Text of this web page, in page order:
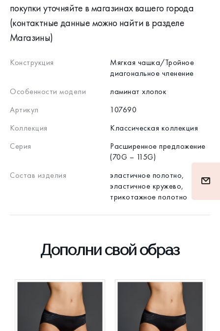
покупки уточняйте в магазинах вашего города
(контактные данные можно найти в разделе
Магазины)
Конструкция
Мягкая чашка/Тройное
диагональное членение
Особенности модели
ламинат хлопок
Артикул
107690
Коллекция
Классическая коллекция
Серия
Расширенное предложение
(70G – 115G)
Состав изделия
эластичное полотно,
эластичное кружево,
трикотажное полотно
Дополни свой образ